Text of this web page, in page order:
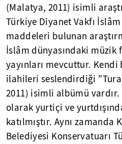
(Malatya, 2011) isimli
Türkiye Diyanet Vakfı
maddeleri bulunan
İslâm dünyasındaki
yayınları mevcuttur.
ilahileri seslendirdiği
2011) isimli albümü vardır.
olarak yurtiçi ve
katılmıştır. Aynı zamanda
Belediyesi Konservatuarı